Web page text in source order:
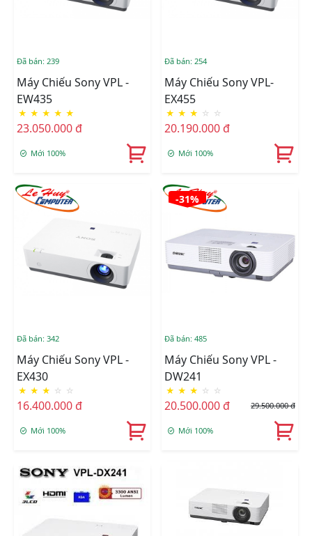
Đã bán: 239
Máy Chiếu Sony VPL -
EW435
★ ★ ★ ★ ★
23.050.000 đ
Mới 100%
Đã bán: 254
Máy Chiếu Sony VPL-
EX455
★ ★ ★ ☆ ☆
20.190.000 đ
Mới 100%
Đã bán: 342
Máy Chiếu Sony VPL -
EX430
★ ★ ★ ☆ ☆
16.400.000 đ
Mới 100%
-31%
Đã bán: 485
Máy Chiếu Sony VPL -
DW241
★ ★ ★ ☆ ☆
20.500.000 đ 29.500.000 đ
Mới 100%